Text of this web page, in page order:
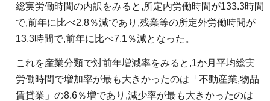
総実労働時間の内訳をみると,所定内労働時間が133.3時間
で,前年に比べ2.8％減であり,残業等の所定外労働時間が
13.3時間で,前年に比べ7.1％減となった。
これを産業分類で対前年増減率をみると,1か月平均総実
労働時間で増加率が最も大きかったのは「不動産業,物品
賃貸業」の8.6％増であり,減少率が最も大きかったのは